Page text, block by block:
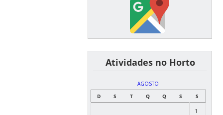
͏ ͏ ͏ ͏ ͏ ͏Atividades no Horto
AGOSTO
D
S T Q Q S S
1